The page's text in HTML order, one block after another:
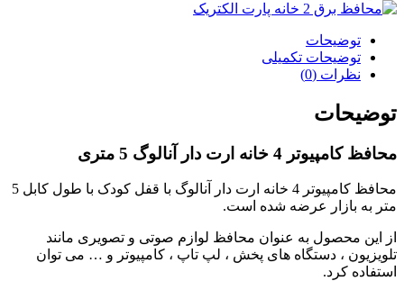
توضیحات
توضیحات تکمیلی
نظرات (0)
توضیحات
محافظ کامپیوتر 4 خانه ارت دار آنالوگ 5 متری
محافظ کامپیوتر 4 خانه ارت دار آنالوگ با قفل کودک با طول کابل 5
متر به بازار عرضه شده است.
از این محصول به عنوان محافظ لوازم صوتی و تصویری مانند
تلویزیون ، دستگاه های پخش ، لپ تاپ ، کامپیوتر و … می توان
استفاده کرد.